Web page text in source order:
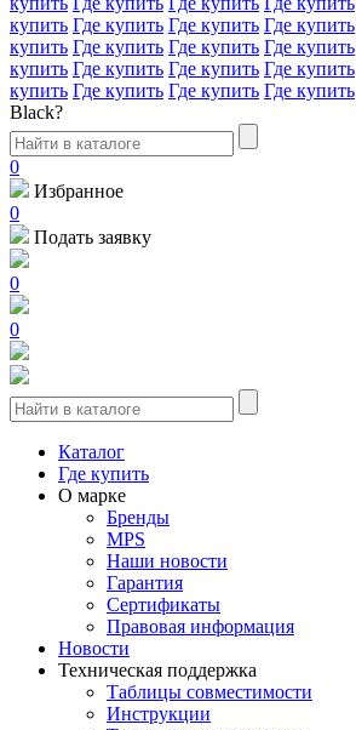
купить Где купить Где купить Где купить
купить Где купить Где купить Где купить
купить Где купить Где купить Где купить
купить Где купить Где купить Где купить
Black?
0
Избранное
0
Подать заявку
0
0
Каталог
Где купить
О марке
Бренды
MPS
Наши новости
Гарантия
Сертификаты
Правовая информация
Новости
Техническая поддержка
Таблицы совместимости
Инструкции